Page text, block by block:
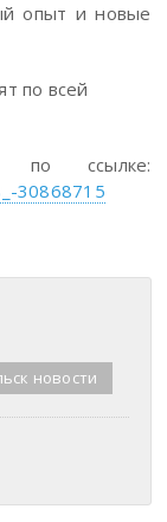
опыт и новые
по всей
по ссылке:
30868715
новости